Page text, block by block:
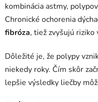
kombinácia astmy,
Chronické ochorenia
fibróza, tiež zvyšujú riziko
Dôležité je, že polypy
niekedy roky. Čím skôr
lepšie výsledky liečby